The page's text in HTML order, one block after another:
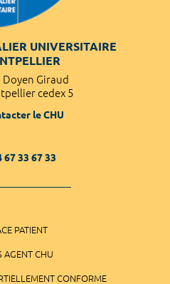
UNIVERSITAIRE
Doyen Giraud
cedex 5
le CHU
67 33 67 33
PATIENT
AGENT CHU
CONFORME